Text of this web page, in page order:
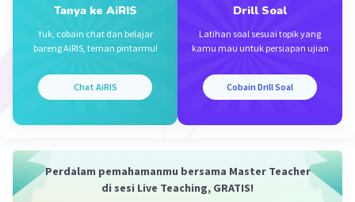
Diketahui c = 4 dan (c - d = 10), subtitusi nilai c ke
c - d
c - d = 10
-d = 10 - 4
d = -6
Selesai :D🙏
Tanya ke AiRIS
Yuk, cobain chat dan belajar
bareng AiRIS, teman pintarmu!
Chat AiRIS
Drill Soal
Latihan soal sesuai topik yang
kamu mau untuk persiapan ujian
Cobain Drill Soal
Perdalam pemahamanmu bersama Master Teacher
di sesi Live Teaching, GRATIS!